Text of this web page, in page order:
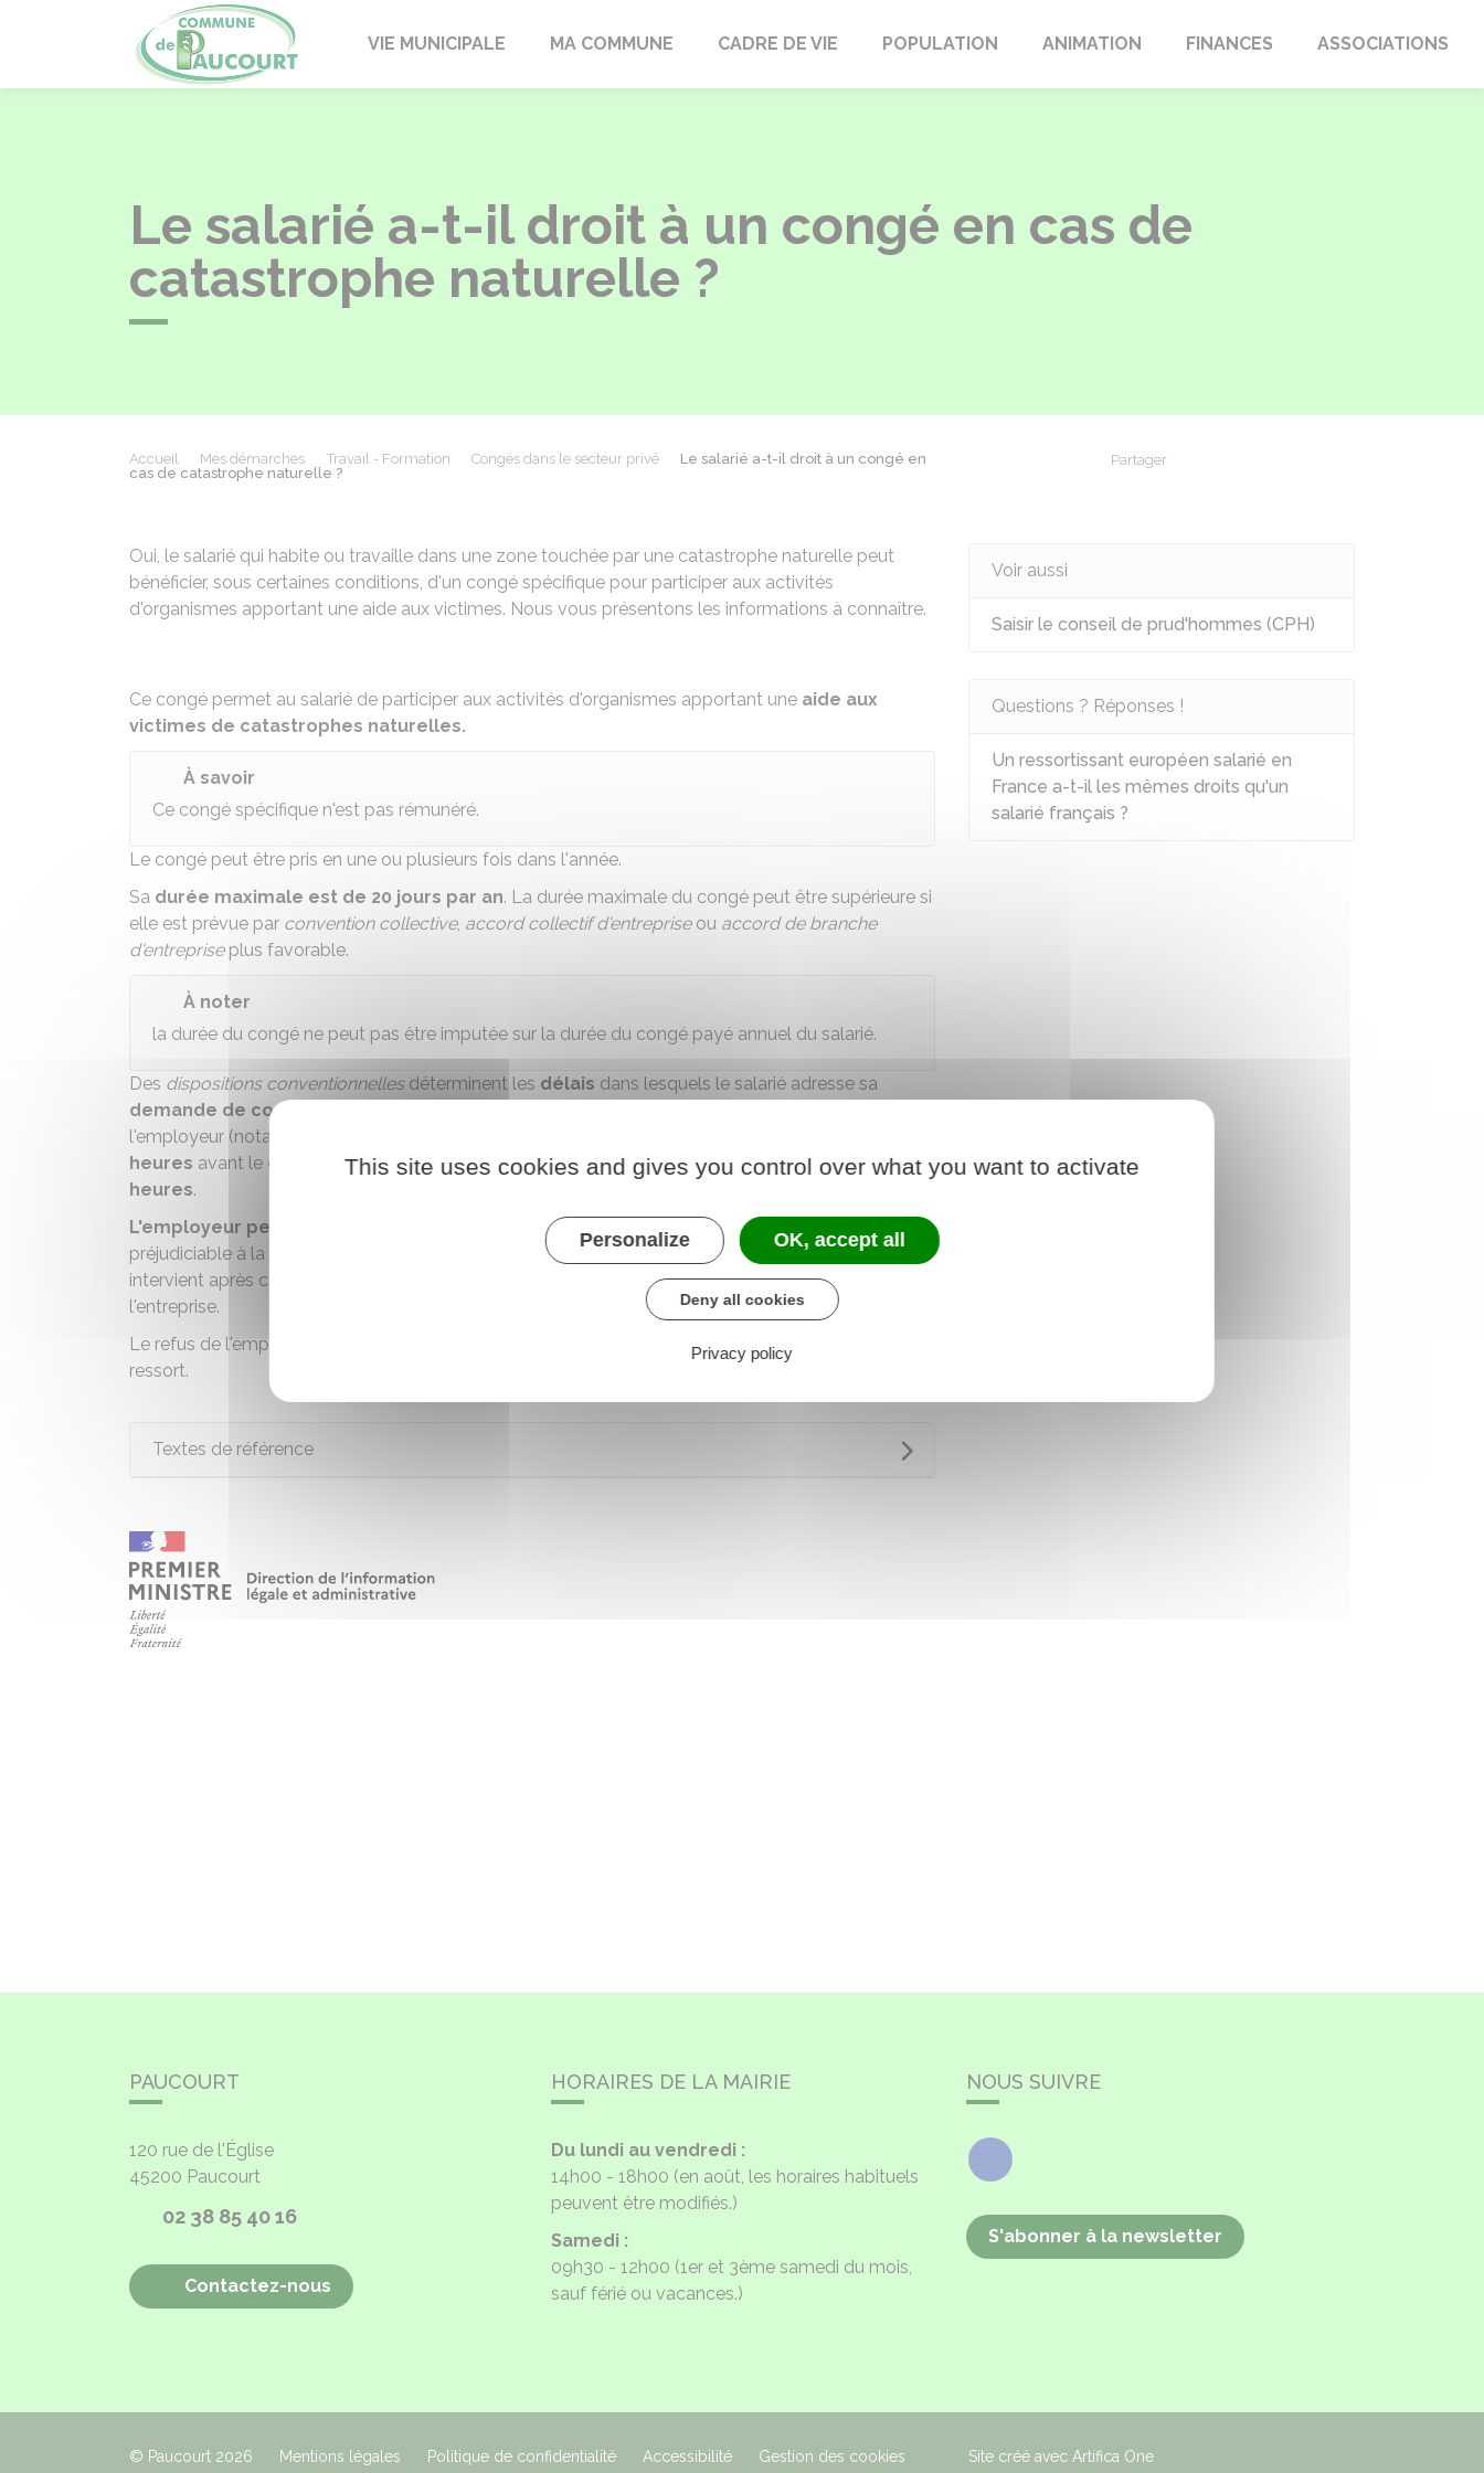
PaucourtVIE MUNICIPALE MA COMMUNE CADRE DE VIE POPULATION ANIMATION FINANCES ASSOCIATIONS
Le salarié a-t-il droit à un congé en cas de
catastrophe naturelle ?
Accueil Mes démarches Travail - Formation Congés dans le secteur privé
Le salarié a-t-il droit à un congé en
cas de catastrophe naturelle ?
Partager
Oui, le salarié qui habite ou travaille dans une zone touchée par une catastrophe naturelle peut
bénéficier, sous certaines conditions, d'un congé spécifique pour participer aux activités
d'organismes apportant une aide aux victimes. Nous vous présentons les informations à connaître.
Ce congé permet au salarié de participer aux activités d'organismes apportant une aide aux
victimes de catastrophes naturelles.
À savoir
Ce congé spécifique n'est pas rémunéré.
Le congé peut être pris en une ou plusieurs fois dans l'année.
Sa durée maximale est de 20 jours par an. La durée maximale du congé peut être supérieure si
elle est prévue par convention collective, accord collectif d'entrepriseou accord de branche
d'entrepriseplus favorable.
À noter
la durée du congé ne peut pas être imputée sur la durée du congé payé annuel du salarié.
Des dispositions conventionnellesdéterminent les délais dans lesquels le salarié adresse sa
demande de congé à l'employeur.
l'employeur (notamment par lettre
heures avant le début du congé.En cas d'urgence, le congé peut être pris sous préavis de24
heures.
L'employeur peut
le congé pour catastrophe naturelle s'il estime qu'il sera
préjudiciable à la bonne marche de son entreprise. Ce refus doit être motivé et
notifié au salarié et
intervient après consultation du
comité social et économique (CSE), s'il en existe un dans
l'entreprise.
Le refus de l'employeur peut être contesté devant le
conseil de prud'hommes
qui statue en dernier
ressort.
Textes de référence
Voir aussi
Saisir le conseil de prud'hommes (CPH)
Questions ? Réponses !
Un ressortissant européen salarié en
France a-t-il les mêmes droits qu'un
salarié français ?
PAUCOURT
120 rue de l'Église
45200 Paucourt
02 38 85 40 16
Contactez-nous
HORAIRES DE LA MAIRIE
Du lundi au vendredi :
14h00 - 18h00 (en août, les horaires habituels
peuvent être modifiés.)
Samedi :
09h30 - 12h00 (1er et 3ème samedi du mois,
sauf férié ou vacances.)
NOUS SUIVRE
Facebook
S'abonner à la newsletter
© Paucourt 2026 Mentions légales Politique de confidentialité Accessibilité Gestion des cookies Site créé avec Artifica One
This site uses cookies and gives you control over what you want to activate
Personalize OK, accept all
Deny all cookies
Privacy policy